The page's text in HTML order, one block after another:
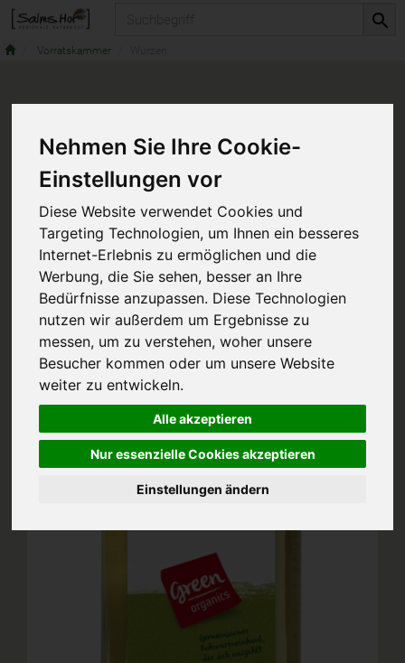
Nehmen Sie Ihre Cookie-
Einstellungen vor
Diese Website verwendet Cookies und
Targeting Technologien, um Ihnen ein besseres
Internet-Erlebnis zu ermöglichen und die
Werbung, die Sie sehen, besser an Ihre
Bedürfnisse anzupassen. Diese Technologien
nutzen wir außerdem um Ergebnisse zu
messen, um zu verstehen, woher unsere
Besucher kommen oder um unsere Website
weiter zu entwickeln.
Alle akzeptieren
Nur essenzielle Cookies akzeptieren
Einstellungen ändern
Vorratskammer